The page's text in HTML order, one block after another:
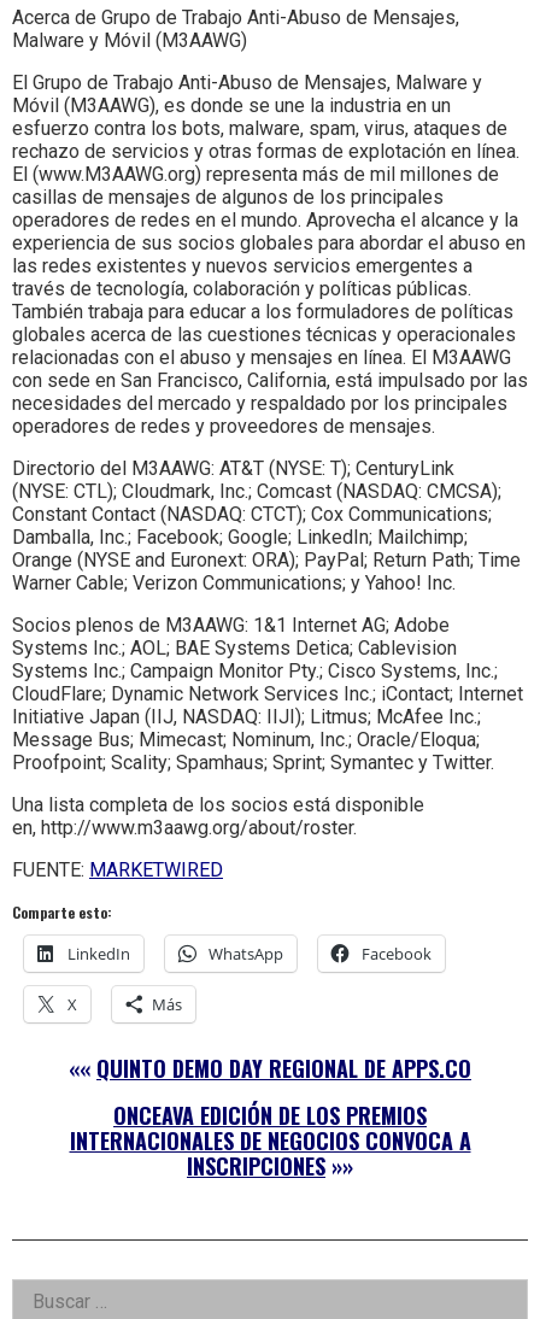
Acerca de Grupo de Trabajo Anti-Abuso de Mensajes,
Malware y Móvil (M3AAWG)
El Grupo de Trabajo Anti-Abuso de Mensajes, Malware y
Móvil (M3AAWG), es donde se une la industria en un
esfuerzo contra los bots, malware, spam, virus, ataques de
rechazo de servicios y otras formas de explotación en línea.
El (www.M3AAWG.org) representa más de mil millones de
casillas de mensajes de algunos de los principales
operadores de redes en el mundo. Aprovecha el alcance y la
experiencia de sus socios globales para abordar el abuso en
las redes existentes y nuevos servicios emergentes a
través de tecnología, colaboración y políticas públicas.
También trabaja para educar a los formuladores de políticas
globales acerca de las cuestiones técnicas y operacionales
relacionadas con el abuso y mensajes en línea. El M3AAWG
con sede en San Francisco, California, está impulsado por las
necesidades del mercado y respaldado por los principales
operadores de redes y proveedores de mensajes.
Directorio del M3AAWG: AT&T (NYSE: T); CenturyLink
(NYSE: CTL); Cloudmark, Inc.; Comcast (NASDAQ: CMCSA);
Constant Contact (NASDAQ: CTCT); Cox Communications;
Damballa, Inc.; Facebook; Google; LinkedIn; Mailchimp;
Orange (NYSE and Euronext: ORA); PayPal; Return Path; Time
Warner Cable; Verizon Communications; y Yahoo! Inc.
Socios plenos de M3AAWG: 1&1 Internet AG; Adobe
Systems Inc.; AOL; BAE Systems Detica; Cablevision
Systems Inc.; Campaign Monitor Pty.; Cisco Systems, Inc.;
CloudFlare; Dynamic Network Services Inc.; iContact; Internet
Initiative Japan (IIJ, NASDAQ: IIJI); Litmus; McAfee Inc.;
Message Bus; Mimecast; Nominum, Inc.; Oracle/Eloqua;
Proofpoint; Scality; Spamhaus; Sprint; Symantec y Twitter.
Una lista completa de los socios está disponible
en, http://www.m3aawg.org/about/roster.
FUENTE: MARKETWIRED
Comparte esto:
LinkedIn WhatsApp Facebook
X Más
«« QUINTO DEMO DAY REGIONAL DE APPS.CO
ONCEAVA EDICIÓN DE LOS PREMIOS
INTERNACIONALES DE NEGOCIOS CONVOCA A
INSCRIPCIONES »»
Right
Buscar: